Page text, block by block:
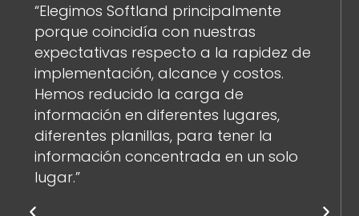
“Elegimos Softland principalmente
porque coincidía con nuestras
expectativas respecto a la rapidez de
implementación, alcance y costos.
Hemos reducido la carga de
información en diferentes lugares,
diferentes planillas, para tener la
información concentrada en un solo
lugar.”